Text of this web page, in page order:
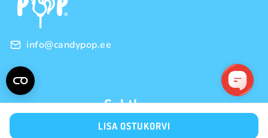
LISA OSTUKORVI
info@candypop.ee
Suhtleme